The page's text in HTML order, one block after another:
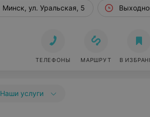
Минск, ул. Уральская, 5
ТЕЛЕФОНЫ МАРШРУТ В
Наши услуги